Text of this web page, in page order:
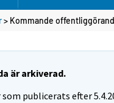
> Kommande
är arkiverad.
publicerats efter